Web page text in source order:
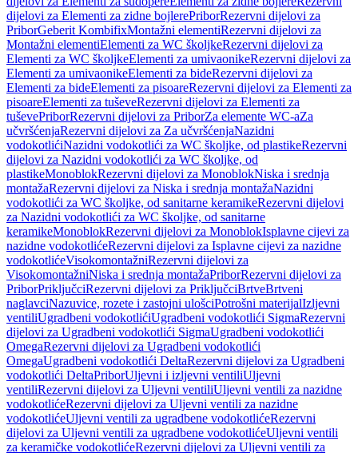
dijelovi za Elementi za zidne bojlerePriborRezervni dijelovi za
PriborGeberit KombifixMontažni elementiRezervni dijelovi za
Montažni elementiElementi za WC školjkeRezervni dijelovi za
Elementi za WC školjkeElementi za umivaonikeRezervni dijelovi za
Elementi za umivaonikeElementi za bideRezervni dijelovi za
Elementi za bideElementi za pisoareRezervni dijelovi za Elementi za
pisoareElementi za tuševeRezervni dijelovi za Elementi za
tuševePriborRezervni dijelovi za PriborZa elemente WC-aZa
učvršćenjaRezervni dijelovi za Za učvršćenjaNazidni
vodokotlićiNazidni vodokotlići za WC školjke, od plastikeRezervni
dijelovi za Nazidni vodokotlići za WC školjke, od
plastikeMonoblokRezervni dijelovi za MonoblokNiska i srednja
montažaRezervni dijelovi za Niska i srednja montažaNazidni
vodokotlići za WC školjke, od sanitarne keramikeRezervni dijelovi
za Nazidni vodokotlići za WC školjke, od sanitarne
keramikeMonoblokRezervni dijelovi za MonoblokIsplavne cijevi za
nazidne vodokotlićeRezervni dijelovi za Isplavne cijevi za nazidne
vodokotlićeVisokomontažniRezervni dijelovi za
VisokomontažniNiska i srednja montažaPriborRezervni dijelovi za
PriborPriključciRezervni dijelovi za PriključciBrtveBrtveni
naglavciNazuvice, rozete i zastojni ulošciPotrošni materijalIzljevni
ventiliUgradbeni vodokotlićiUgradbeni vodokotlići SigmaRezervni
dijelovi za Ugradbeni vodokotlići SigmaUgradbeni vodokotlići
OmegaRezervni dijelovi za Ugradbeni vodokotlići
OmegaUgradbeni vodokotlići DeltaRezervni dijelovi za Ugradbeni
vodokotlići DeltaPriborUljevni i izljevni ventiliUljevni
ventiliRezervni dijelovi za Uljevni ventiliUljevni ventili za nazidne
vodokotlićeRezervni dijelovi za Uljevni ventili za nazidne
vodokotlićeUljevni ventili za ugradbene vodokotlićeRezervni
dijelovi za Uljevni ventili za ugradbene vodokotlićeUljevni ventili
za keramičke vodokotlićeRezervni dijelovi za Uljevni ventili za